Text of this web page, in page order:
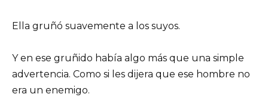
Ella gruñó suavemente a los suyos.
Y en ese gruñido había algo más que una simple
advertencia. Como si les dijera que ese hombre no
era un enemigo.